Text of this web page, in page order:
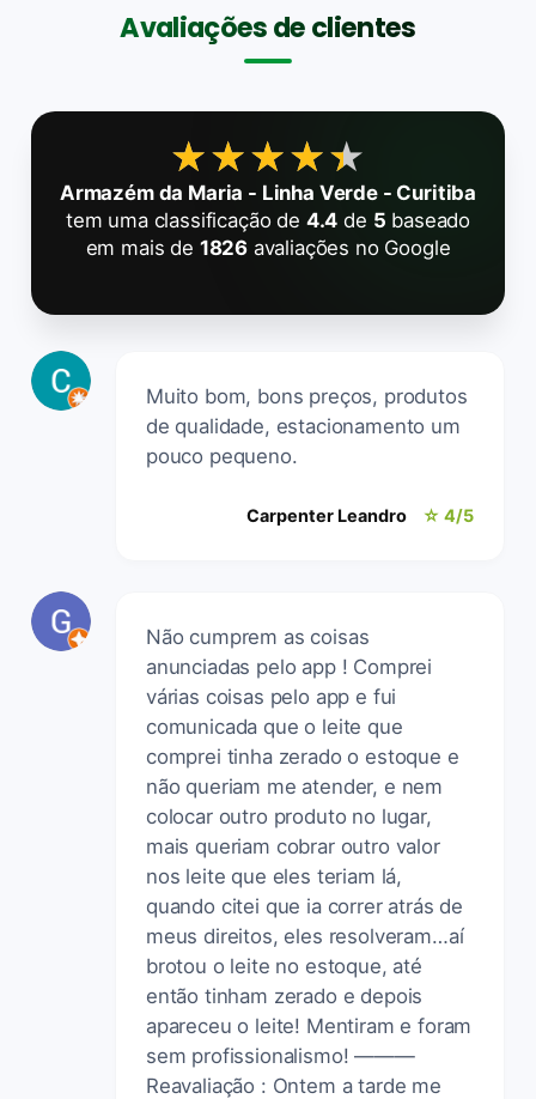
Avaliações de clientes
★★★★★
★★★★★
Armazém da Maria - Linha Verde - Curitiba
tem uma classificação de 4.4 de 5 baseado
em mais de 1826 avaliações no Google
Muito bom, bons preços, produtos
de qualidade, estacionamento um
pouco pequeno.
Carpenter Leandro ☆ 4/5
Não cumprem as coisas
anunciadas pelo app ! Comprei
várias coisas pelo app e fui
comunicada que o leite que
comprei tinha zerado o estoque e
não queriam me atender, e nem
colocar outro produto no lugar,
mais queriam cobrar outro valor
nos leite que eles teriam lá,
quando citei que ia correr atrás de
meus direitos, eles resolveram…aí
brotou o leite no estoque, até
então tinham zerado e depois
apareceu o leite! Mentiram e foram
sem profissionalismo! ———
Reavaliação : Ontem a tarde me